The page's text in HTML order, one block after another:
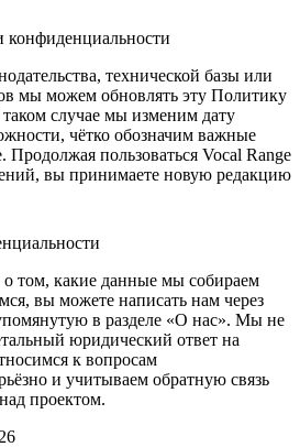
технической базы или
мы можем обновлять эту Политику
случае мы изменим дату
чётко обозначим важные
Продолжая пользоваться Vocal Range
вы принимаете новую редакцию
о том, какие данные мы собираем
вы можете написать нам через
в разделе «О нас». Мы не
юридический ответ на
к вопросам
и учитываем обратную связь
проектом.